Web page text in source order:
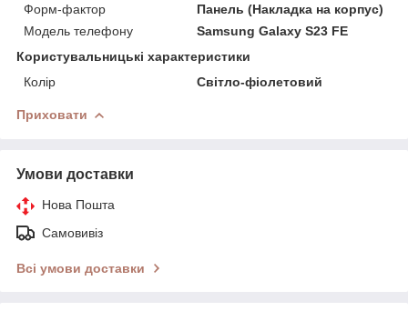
Форм-фактор
Панель (Накладка на корпус)
Модель телефону
Samsung Galaxy S23 FE
Користувальницькі характеристики
Колір
Світло-фіолетовий
Приховати
Умови доставки
Нова Пошта
Самовивіз
Всі умови доставки